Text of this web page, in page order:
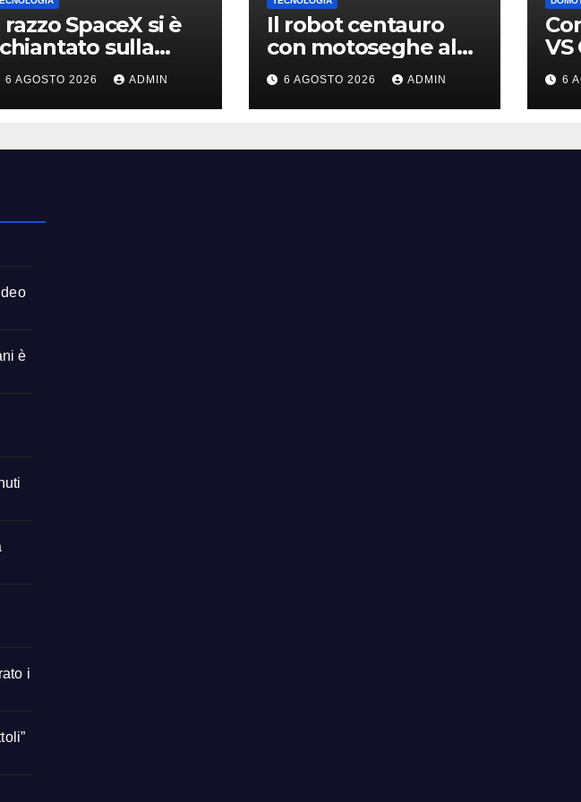
razzo SpaceX si è
sulla
ma i video
erano quasi
falsi
6 AGOSTO 2026 ADMIN
Il robot centauro
con motoseghe al
posto delle mani è
pronto per le
missioni impossibili
6 AGOSTO 2026 ADMIN
VS
6
è
i